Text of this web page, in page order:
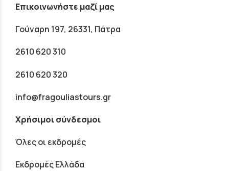
Επικοινωνήστε μαζί μας
Γούναρη 197, 26331, Πάτρα
2610 620 310
2610 620 320
info@fragouliastours.gr
Χρήσιμοι σύνδεσμοι
Όλες οι εκδρομές
Εκδρομές Ελλάδα